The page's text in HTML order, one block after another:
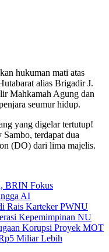
hukuman mati atas
alias Brigadir J.
Mahkamah Agung dan
seumur hidup.
yang digelar tertutup!
terdapat dua
(DO) dari lima majelis.
BRIN Fokus
AI
Rais Karteker PWNU
Kepemimpinan NU
Korupsi Proyek MOT
Miliar Lebih